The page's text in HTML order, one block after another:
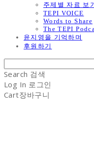
주제별 자료 보
TEPI VOICE
Words to Share
The TEPI
윤지영을 기억하며
후원하기
Search 검색
Log In 로그인
Cart장바구니